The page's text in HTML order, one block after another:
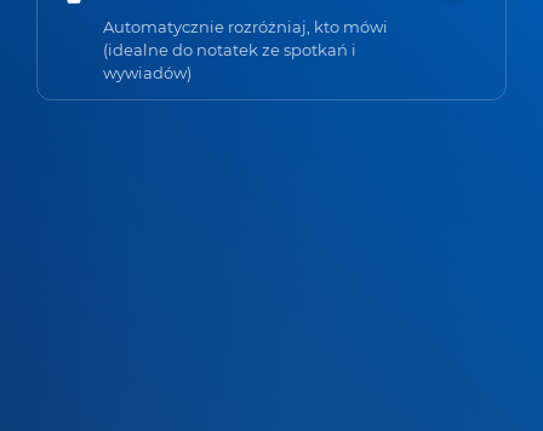
Automatycznie rozróżniaj, kto mówi
(idealne do notatek ze spotkań i
wywiadów)